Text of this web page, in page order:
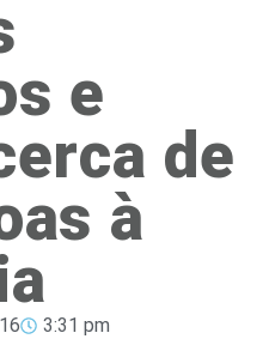
e
de
à
3:31 pm